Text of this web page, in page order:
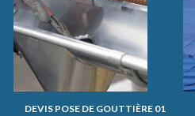
DEVIS POSE DE GOUTTIÈRE 01